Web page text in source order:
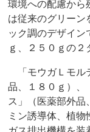
環境への配慮から
は従来のグリーン
ック調のデザイン
ｇ、２５０ｇの２
「モウガＬモル
品、１８０ｇ）、
ス」（医薬部外品
ミン誘導体、植